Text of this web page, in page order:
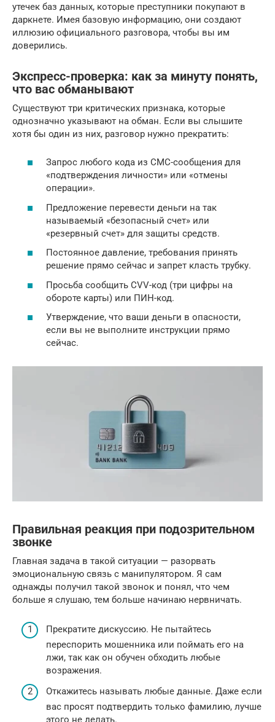
утечек баз данных, которые преступники покупают в
даркнете. Имея базовую информацию, они создают
иллюзию официального разговора, чтобы вы им
доверились.
Экспресс-проверка: как за минуту понять,
что вас обманывают
Существуют три критических признака, которые
однозначно указывают на обман. Если вы слышите
хотя бы один из них, разговор нужно прекратить:
Запрос любого кода из СМС-сообщения для
«подтверждения личности» или «отмены
операции».
Предложение перевести деньги на так
называемый «безопасный счет» или
«резервный счет» для защиты средств.
Постоянное давление, требования принять
решение прямо сейчас и запрет класть трубку.
Просьба сообщить CVV-код (три цифры на
обороте карты) или ПИН-код.
Утверждение, что ваши деньги в опасности,
если вы не выполните инструкции прямо
сейчас.
Правильная реакция при подозрительном
звонке
Главная задача в такой ситуации — разорвать
эмоциональную связь с манипулятором. Я сам
однажды получил такой звонок и понял, что чем
больше я слушаю, тем больше начинаю нервничать.
Прекратите дискуссию. Не пытайтесь
переспорить мошенника или поймать его на
лжи, так как он обучен обходить любые
возражения.
Откажитесь называть любые данные. Даже если
вас просят подтвердить только фамилию, лучше
этого не делать.